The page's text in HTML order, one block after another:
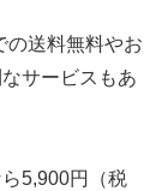
の送料無料やお
サービスもあ
5,900円（税